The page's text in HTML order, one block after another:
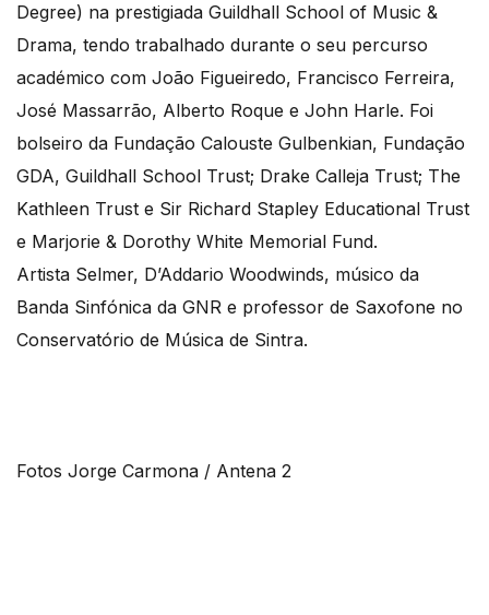
Degree) na prestigiada Guildhall School of Music &
Drama, tendo trabalhado durante o seu percurso
académico com João Figueiredo, Francisco Ferreira,
José Massarrão, Alberto Roque e John Harle. Foi
bolseiro da Fundação Calouste Gulbenkian, Fundação
GDA, Guildhall School Trust; Drake Calleja Trust; The
Kathleen Trust e Sir Richard Stapley Educational Trust
e Marjorie & Dorothy White Memorial Fund.
Artista Selmer, D’Addario Woodwinds, músico da
Banda Sinfónica da GNR e professor de Saxofone no
Conservatório de Música de Sintra.
Fotos Jorge Carmona / Antena 2